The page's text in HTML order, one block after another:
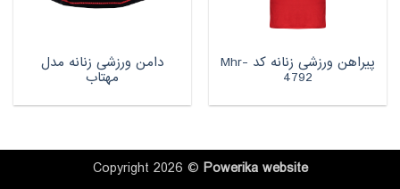
پیراهن ورزشی زنانه کد Mhr-
4792
دامن ورزشی زنانه مدل
مهتاب
Copyright 2026 © Powerikawebsite